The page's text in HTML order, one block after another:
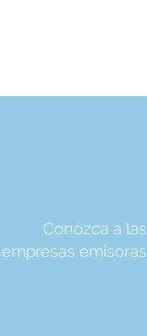
Conozca a las
empresas emisoras